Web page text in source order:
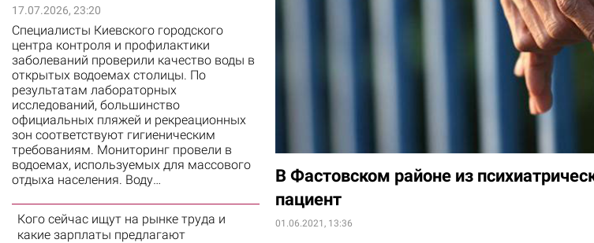
17.07.2026, 23:20
Специалисты Киевского городского
центра контроля и профилактики
заболеваний проверили качество воды в
открытых водоемах столицы. По
результатам лабораторных
исследований, большинство
официальных пляжей и рекреационных
зон соответствуют гигиеническим
требованиям. Мониторинг провели в
водоемах, используемых для массового
отдыха населения. Воду…
Кого сейчас ищут на рынке труда и
какие зарплаты предлагают
В Фастовском районе из
пациент
01.06.2021, 13:36